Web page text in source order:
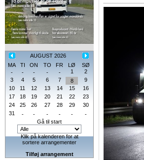
AUGUST 2026
MA
TI ON TO FR LØ
SØ
-
- - - - 1
2
3
4 5 6 7 8
9
10
11 12 13 14 15
16
17
18 19 20 21 22
23
24
25 26 27 28 29
30
31
- - - - -
-
Gå til start
Klik på kalenderen for at
sortere arrangementer
Tilføj arrangement